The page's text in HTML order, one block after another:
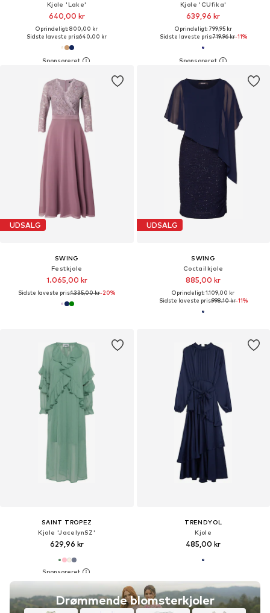
Kjole 'Lake'
640,00 kr
Oprindeligt: 800,00 kr
Sidste laveste pris:640,00 kr
Kjole 'CUfika'
639,96 kr
Oprindeligt: 799,95 kr
Sidste laveste pris:719,96 kr-11%
UDSALG
SWING
Festkjole
1.065,00 kr
Sidste laveste pris:1.335,00 kr-20%
UDSALG
SWING
Coctailkjole
885,00 kr
Oprindeligt: 1.109,00 kr
Sidste laveste pris:998,10 kr-11%
SAINT TROPEZ
Kjole 'JacelynSZ'
629,96 kr
Drømmende blomsterkjoler
TRENDYOL
Kjole
485,00 kr